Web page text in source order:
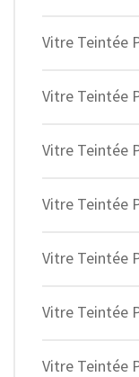
Vitre Teintée
Vitre Teintée
Vitre Teintée
Vitre Teintée
Vitre Teintée
Vitre Teintée
Vitre Teintée